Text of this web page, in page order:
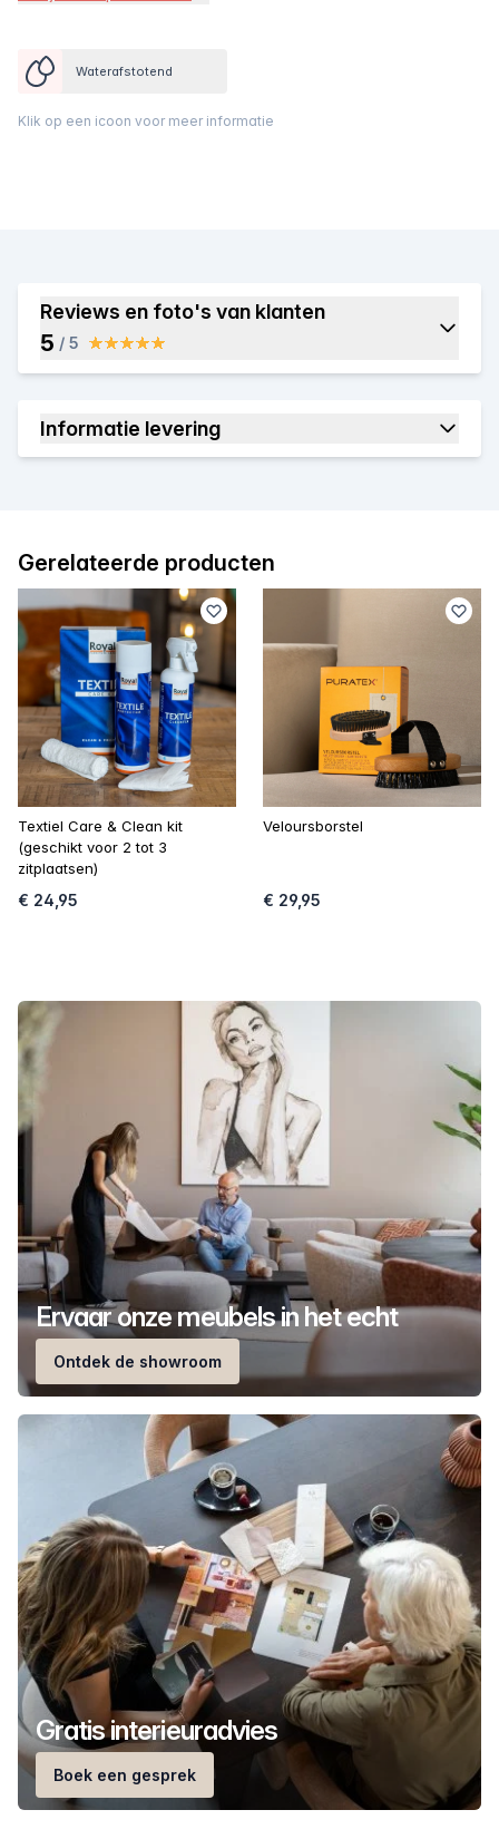
Waterafstotend
Klik op een icoon voor meer informatie
Reviews en foto's van klanten
5 / 5
Informatie levering
Gerelateerde producten
Textiel Care & Clean kit
(geschikt voor 2 tot 3
zitplaatsen)
€ 24,95
Veloursborstel
€ 29,95
Ervaar onze meubels in het echt
Ontdek de showroom
Gratis interieuradvies
Boek een gesprek